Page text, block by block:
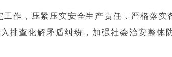
作，压紧压实安全生产责任，严格落
排查化解矛盾纠纷，加强社会治安整体